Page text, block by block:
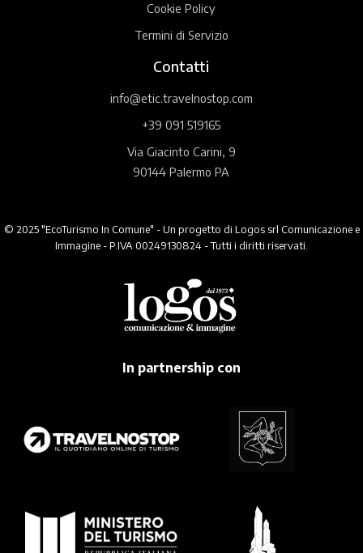
Cookie Policy
Termini di Servizio
Contatti
info@etic.travelnostop.com
+39 091 519165
Via Giacinto Carini, 9
90144 Palermo PA
© 2025 "EcoTurismo In Comune" - Un progetto di Logos srl Comunicazione e
Immagine - P.IVA 00249130824 - Tutti i diritti riservati.
In partnership con